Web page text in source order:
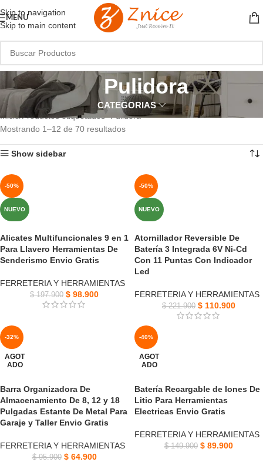
Skip to navigation
Skip to main content
MENU
Pulidora
CATEGORIAS
Inicio Productos etiquetados “Pulidora”
Mostrando 1–12 de 70 resultados
Show sidebar
-50%
NUEVO
Alicates Multifuncionales 9 en 1
Para Llavero Herramientas De
Senderismo Envio Gratis
FERRETERIA Y HERRAMIENTAS
$197.900 $ 98.900
-50%
NUEVO
Atornillador Reversible De
Batería 3 Integrada 6V Ni-Cd
Con 11 Puntas Con Indicador
Led
FERRETERIA Y HERRAMIENTAS
$221.900 $ 110.900
-32%
AGOT
ADO
Barra Organizadora De
Almacenamiento De 8, 12 y 18
Pulgadas Estante De Metal Para
Garaje y Taller Envio Gratis
FERRETERIA Y HERRAMIENTAS
$95.900 $64.900
-40%
AGOT
ADO
Batería Recargable de Iones De
Litio Para Herramientas
Electricas Envio Gratis
FERRETERIA Y HERRAMIENTAS
$149.900 $ 89.900